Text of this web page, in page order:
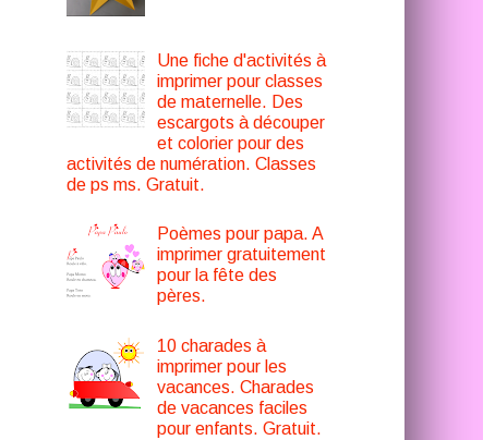
Une fiche d'activités à
imprimer pour classes
de maternelle. Des
escargots à découper
et colorier pour des
activités de numération. Classes
de ps ms. Gratuit.
Poèmes pour papa. A
imprimer gratuitement
pour la fête des
pères.
10 charades à
imprimer pour les
vacances. Charades
de vacances faciles
pour enfants. Gratuit.